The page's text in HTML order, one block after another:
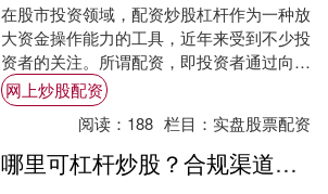
在股市投资领域，配资炒股杠杆作为一种放
大资金操作能力的工具，近年来受到不少投
资者的关注。所谓配资，即投资者通过向配
资公司或平台借入资金，以自有资金作为保
证金，从....
网上炒股配资
阅读： 188 栏目： 实盘股票配资
哪里可杠杆炒股？合规渠道盘点